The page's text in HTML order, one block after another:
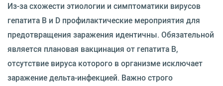
Из-за схожести этиологии и симптоматики вирусов
гепатита В и D профилактические мероприятия для
предотвращения заражения идентичны. Обязательной
является плановая вакцинация от гепатита В,
отсутствие вируса которого в организме исключает
заражение дельта-инфекцией. Важно строго